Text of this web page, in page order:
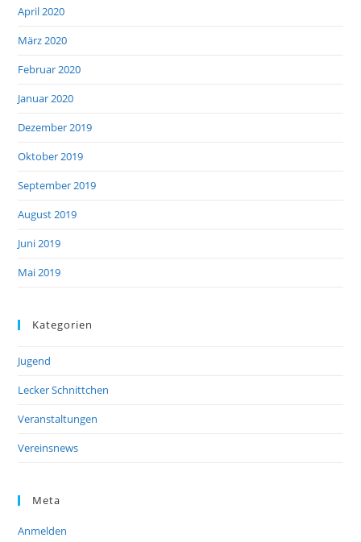
April 2020
März 2020
Februar 2020
Januar 2020
Dezember 2019
Oktober 2019
September 2019
August 2019
Juni 2019
Mai 2019
Kategorien
Jugend
Lecker Schnittchen
Veranstaltungen
Vereinsnews
Meta
Anmelden